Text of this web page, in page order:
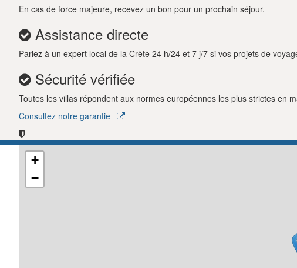
En cas de force majeure, recevez un bon pour un prochain séjour.
Assistance directe
Parlez à un expert local de la Crète 24 h/24 et 7 j/7 si vos projets de
Sécurité vérifiée
Toutes les villas répondent aux normes européennes les plus strictes en
Consultez notre garantie
+
−